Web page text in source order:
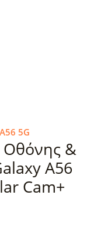
5G
&
A56
Cam+